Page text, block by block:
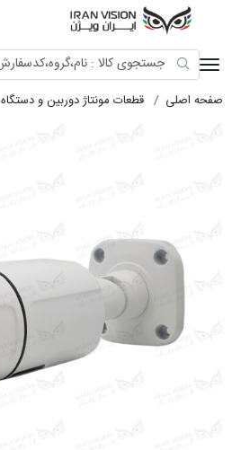
صفحه اصلی قطعات مونتاژ دوربین و دستگاه